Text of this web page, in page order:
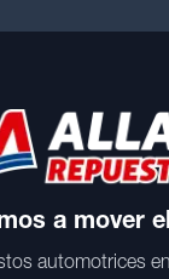
a mover
automotrices